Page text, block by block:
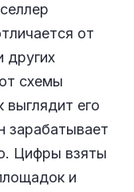
от
других
схемы
выглядит его
зарабатывает
Цифры взяты
и